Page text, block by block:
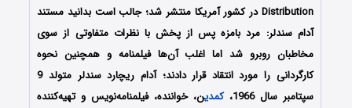
Distribution در کشور آمریکا منتشر شد؛ جالب است بدانید مستند
آدام سندلر: مرد بامزه پس از پخش با نظرات متفاوتی از سوی
مخاطبان روبرو شد اما اغلب آن‌ها فیلمنامه و همچنین نحوه
کارگردانی را مورد انتقاد قرار دادند؛ آدام ریچارد سندلر متولد 9
سپتامبر سال 1966،
کمدین، خواننده، فیلمنامه‌نویس و تهیه‌کننده